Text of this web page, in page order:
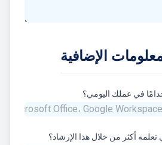
في عملك اليومي؟
أكثر من خلال هذا الإرشاد؟